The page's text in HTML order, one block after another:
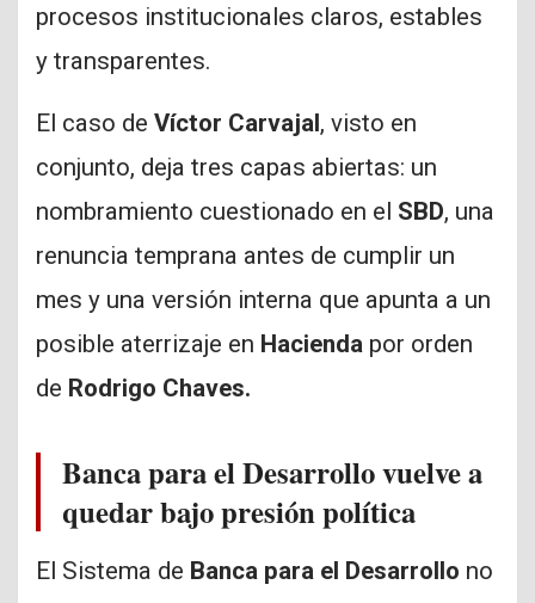
procesos institucionales claros, estables
y transparentes.
El caso de Víctor Carvajal, visto en
conjunto, deja tres capas abiertas: un
nombramiento cuestionado en el SBD, una
renuncia temprana antes de cumplir un
mes y una versión interna que apunta a un
posible aterrizaje en Hacienda por orden
de Rodrigo Chaves.
Banca para el Desarrollo vuelve a
quedar bajo presión política
El Sistema de Banca para el Desarrollo no